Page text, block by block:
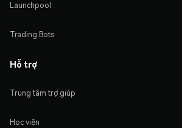
Launchpool
Trading Bots
Hỗ trợ
Trung tâm trợ giúp
Học viện